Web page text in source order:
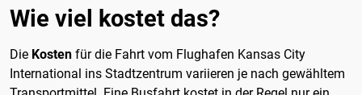
Wie viel kostet das?
Die Kosten für die Fahrt vom Flughafen Kansas City
International ins Stadtzentrum variieren je nach gewähltem